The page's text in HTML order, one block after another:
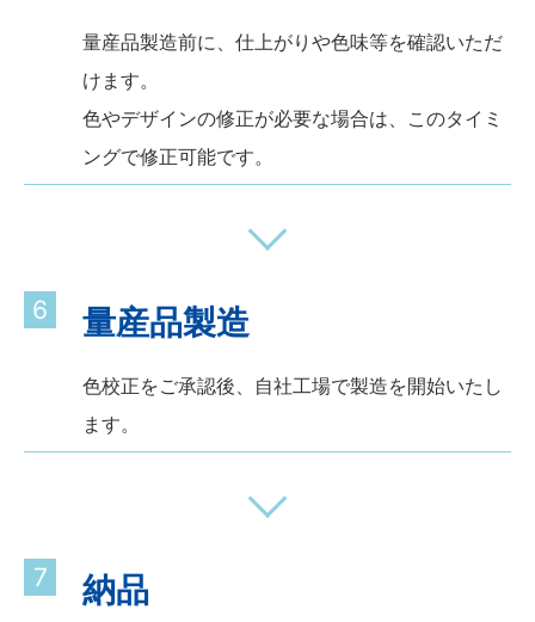
量産品製造前に、仕上がりや色味等を確認いただ
けます。
色やデザインの修正が必要な場合は、このタイミ
ングで修正可能です。
6 量産品製造
色校正をご承認後、自社工場で製造を開始いたし
ます。
7 納品